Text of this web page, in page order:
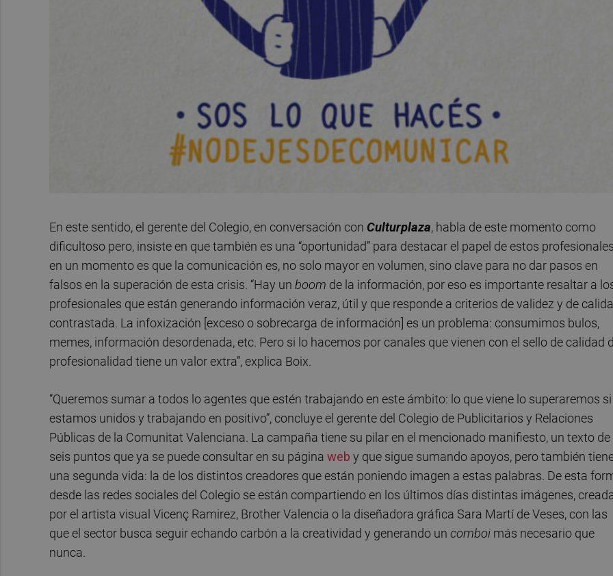
En este sentido, el gerente del Colegio, en conversación con Culturplaza, habla de este momento como
dificultoso pero, insiste en que también es una “oportunidad” para destacar el papel de estos
en un momento es que la comunicación es, no solo mayor en volumen, sino clave para no dar pasos en
falsos en la superación de esta crisis. “Hay un boom de la información, por eso es importante resaltar a
profesionales que están generando información veraz, útil y que responde a criterios de validez y de
contrastada. La infoxización [exceso o sobrecarga de información] es un problema: consumimos bulos,
memes, información desordenada, etc. Pero si lo hacemos por canales que vienen con el sello de calidad
profesionalidad tiene un valor extra”, explica Boix.
“Queremos sumar a todos lo agentes que estén trabajando en este ámbito: lo que viene lo superaremos si
estamos unidos y trabajando en positivo”, concluye el gerente del Colegio de Publicitarios y Relaciones
Públicas de la Comunitat Valenciana. La campaña tiene su pilar en el mencionado manifiesto, un texto de
seis puntos que ya se puede consultar en su página web y que sigue sumando apoyos, pero también
una segunda vida: la de los distintos creadores que están poniendo imagen a estas palabras. De esta
desde las redes sociales del Colegio se están compartiendo en los últimos días distintas imágenes,
por el artista visual Vicenç Ramirez, Brother Valencia o la diseñadora gráfica Sara Martí de Veses, con las
que el sector busca seguir echando carbón a la creatividad y generando un comboi más necesario que
nunca.